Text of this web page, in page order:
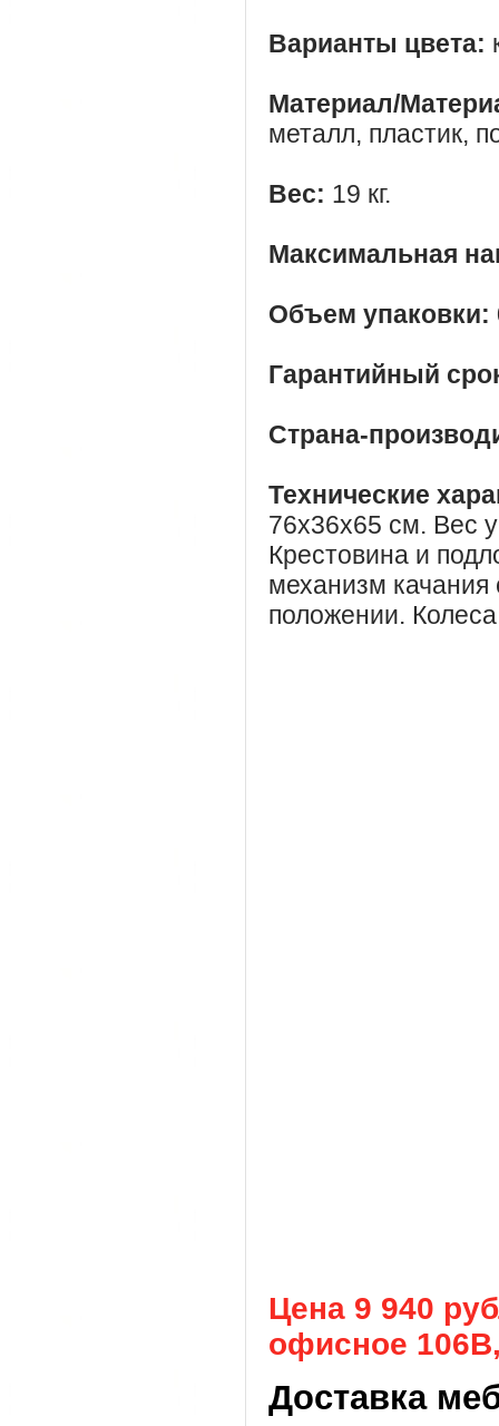
Варианты цвета:
Материал/
металл, пластик,
Вес: 19 кг.
Максимальная
Объем упаковки:
Гарантийный
Страна-
Технические
76х36х65 см. Вес
Крестовина и
механизм
положении.
Цена 9 940
офисное
Доставка